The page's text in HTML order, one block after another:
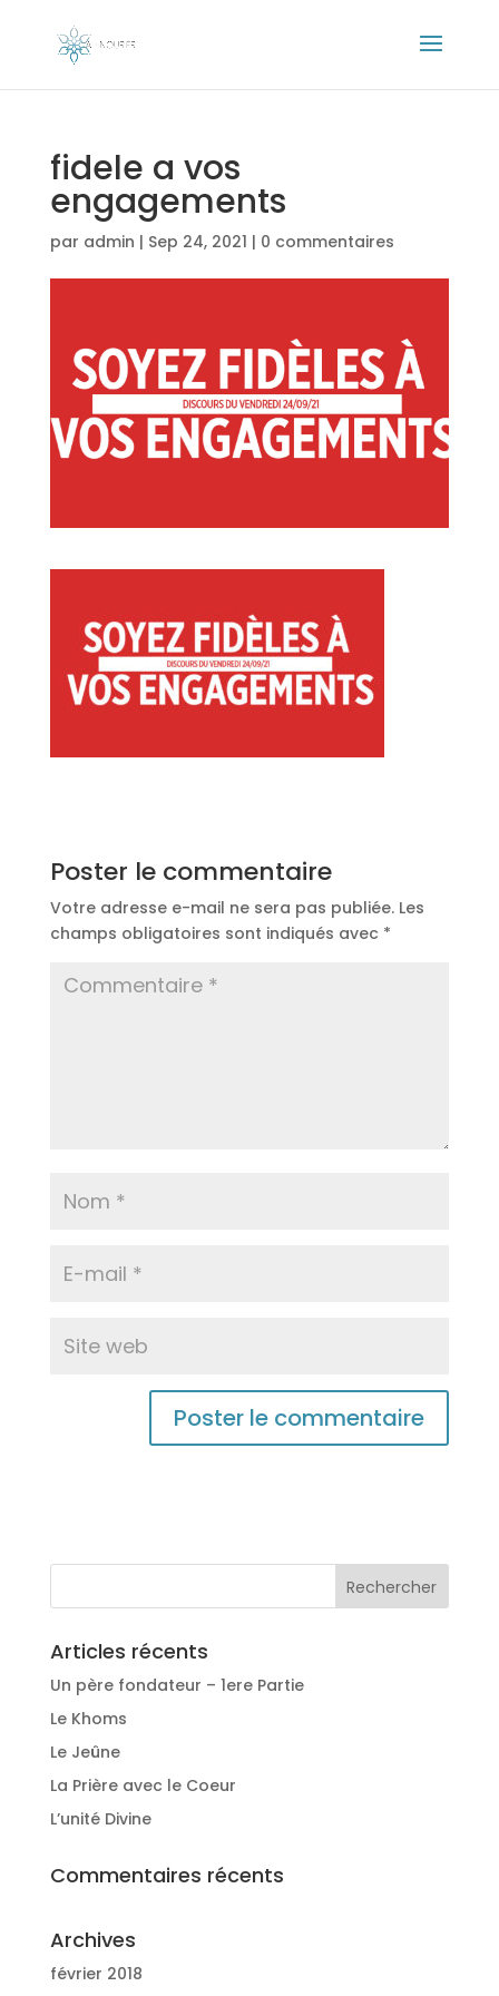
fidele a vos
engagements
par admin | Sep 24, 2021 | 0 commentaires
Poster le commentaire
Votre adresse e-mail ne sera pas publiée. Les
champs obligatoires sont indiqués avec *
Articles récents
Un père fondateur – 1ere Partie
Le Khoms
Le Jeûne
La Prière avec le Coeur
L’unité Divine
Commentaires récents
Archives
février 2018